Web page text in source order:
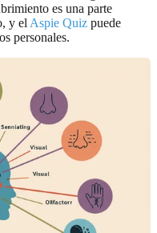
es una parte
y el Aspie Quiz puede
personales.